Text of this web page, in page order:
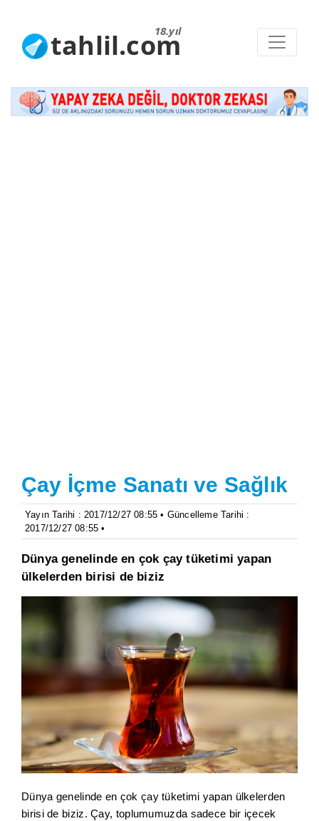
18.yıl
tahlil.com
Çay İçme Sanatı ve Sağlık
Yayın Tarihi : 2017/12/27 08:55 • Güncelleme Tarihi :
2017/12/27 08:55 •
Dünya genelinde en çok çay tüketimi yapan
ülkelerden birisi de biziz
Dünya genelinde en çok çay tüketimi yapan ülkelerden
birisi de biziz. Çay, toplumumuzda sadece bir içecek